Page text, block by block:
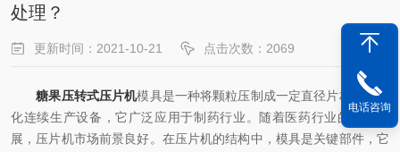
处理？
更新时间：2021-10-21 点击次数：2069
糖果压转式压片机模具是一种将颗粒压制成一定直径片材的自动
化连续生产设备，它广泛应用于制药行业。随着医药行业的快速发
展，压片机市场前景良好。在压片机的结构中，模具是关键部件，它
电话咨询